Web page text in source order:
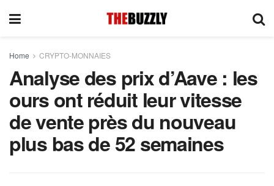
Home CRYPTO-MONNAIES
Analyse des prix d’Aave : les
ours ont réduit leur vitesse
de vente près du nouveau
plus bas de 52 semaines